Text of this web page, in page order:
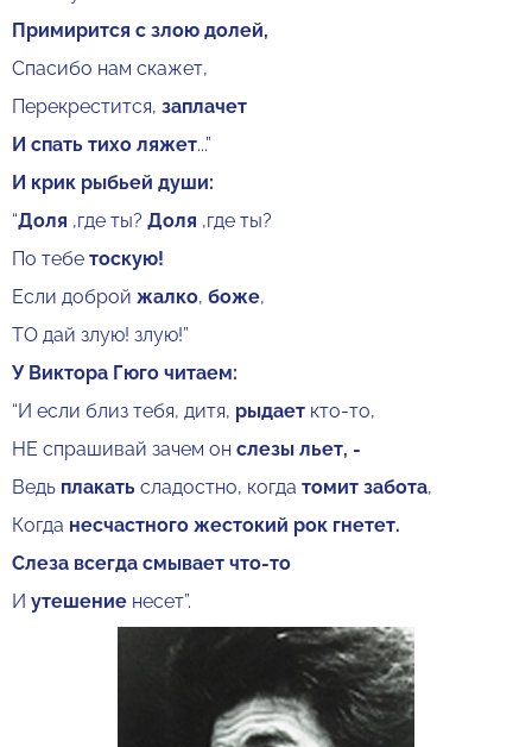
Примирится с злою долей,
Спасибо нам скажет,
Перекрестится, заплачет
И спать тихо ляжет...”
И крик рыбьей души:
“Доля ,где ты? Доля ,где ты?
По тебе тоскую!
Если доброй жалко, боже,
ТО дай злую! злую!”
У Виктора Гюго читаем:
“И если близ тебя, дитя, рыдает кто-то,
НЕ спрашивай зачем он слезы льет, -
Ведь плакать сладостно, когда томит забота,
Когда несчастного жестокий рок гнетет.
Слеза всегда смывает что-то
И утешение несет”.